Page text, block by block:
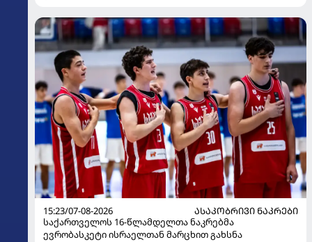
15:23/07-08-2026
ᲐᲡᲐᲙᲝᲑᲠᲘᲕᲘ ᲜᲐᲙᲠᲔᲑᲘ
საქართველოს 16-წლამდელთა ნაკრებმა
ევრობასკეტი ისრაელთან მარცხით გახსნა